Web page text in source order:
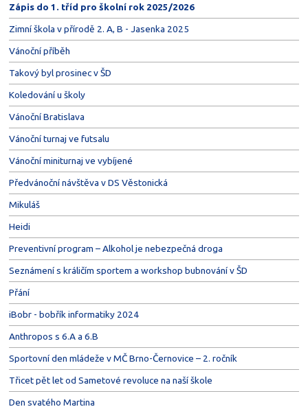
Zápis do 1. tříd pro školní rok 2025/2026
Zimní škola v přírodě 2. A, B - Jasenka 2025
Vánoční příběh
Takový byl prosinec v ŠD
Koledování u školy
Vánoční Bratislava
Vánoční turnaj ve futsalu
Vánoční miniturnaj ve vybíjené
Předvánoční návštěva v DS Věstonická
Mikuláš
Heidi
Preventivní program – Alkohol je nebezpečná droga
Seznámení s králičím sportem a workshop bubnování v ŠD
Přání
iBobr - bobřík informatiky 2024
Anthropos s 6.A a 6.B
Sportovní den mládeže v MČ Brno-Černovice – 2. ročník
Třicet pět let od Sametové revoluce na naší škole
Den svatého Martina